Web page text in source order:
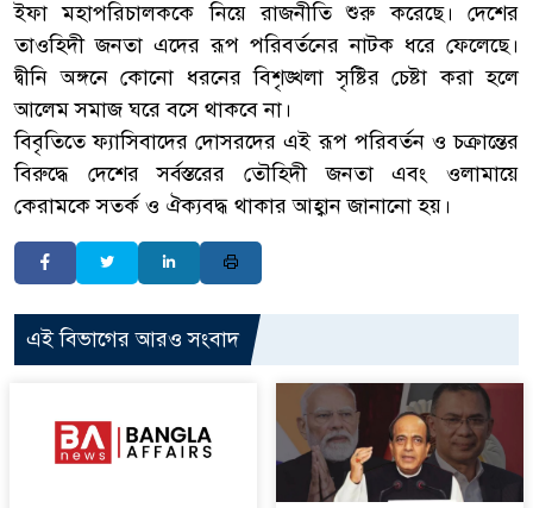
ইফা মহাপরিচালককে নিয়ে রাজনীতি শুরু করেছে। দেশের
তাওহিদী জনতা এদের রূপ পরিবর্তনের নাটক ধরে ফেলেছে।
দ্বীনি অঙ্গনে কোনো ধরনের বিশৃঙ্খলা সৃষ্টির চেষ্টা করা হলে
আলেম সমাজ ঘরে বসে থাকবে না।
​বিবৃতিতে ফ্যাসিবাদের দোসরদের এই রূপ পরিবর্তন ও চক্রান্তের
বিরুদ্ধে দেশের সর্বস্তরের তৌহিদী জনতা এবং ওলামায়ে
কেরামকে সতর্ক ও ঐক্যবদ্ধ থাকার আহ্বান জানানো হয়।
এই বিভাগের আরও সংবাদ